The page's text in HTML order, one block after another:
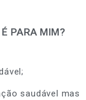
PARA MIM?
saudável mas